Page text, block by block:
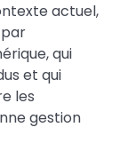
actuel,
qui
et qui
les
gestion